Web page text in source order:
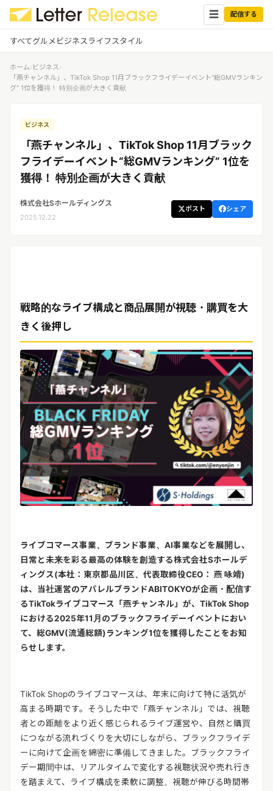
☰ 配信する
すべてグルメビジネスライフスタイル
ビジネス
ログイン ✕
企業ユーザーでログイン
する
受信
メディアユーザーでログインする
レターリリースを受信（メディア登
ホーム› ビジネス›
「燕チャンネル」、TikTok Shop 11月ブラックフライデーイベント“総GMVランキン
グ” 1位を獲得！ 特別企画が大きく貢献
ビジネス
「燕チャンネル」、TikTok Shop 11月ブラック
フライデーイベント“総GMVランキング” 1位を
獲得！ 特別企画が大きく貢献
株式会社Sホールディングス
2025.12.22
ポスト シェア
戦略的なライブ構成と商品展開が視聴・購買を大
きく後押し
ライブコマース事業、ブランド事業、 AI事業などを展開し、
日常と未来を彩る最高の体験を創造する株式会社Sホールデ
ィングス(本社：東京都品川区、代表取締役CEO ： 燕 咏靖)
は、当社運営のアパレルブランドABITOKYOが企画・配信す
るTikTokライブコマース「燕チャンネル」が、 TikTok Shop
における2025年11 月のブラックフライデーイベントにおい
て、総GMV(流通総額)ランキング1位を獲得したことをお知
らせします。
TikTok Shopのライブコマースは、年末に向けて特に活気が
高まる時期です。そうした中で「燕チャンネル」では、視聴
者との距離をより近く感じられるライブ運営や、自然と購買
につながる流れづくりを大切にしながら、ブラックフライデ
ーに向けて企画を綿密に準備してきました。ブラックフライ
デー期間中は、リアルタイムで変化する視聴状況や売れ行き
を踏まえて、ライブ構成を柔軟に調整。視聴が伸びる時間帯